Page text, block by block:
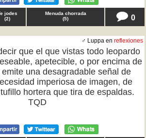
jodes
(2)
Menuda chorrada
(5) 0
♂ Luppa en reflexiones
que el que vistas todo leopardo
apetecible, o por encima de
emite una desagradable señal de
imperiosa de imagen, de
hortera que tira de espaldas.
TQD